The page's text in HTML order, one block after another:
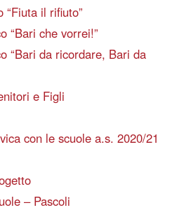
“Fiuta il rifiuto”
“Bari che vorrei!”
“Bari da ricordare, Bari da
e Figli
con le scuole a.s. 2020/21
– Pascoli